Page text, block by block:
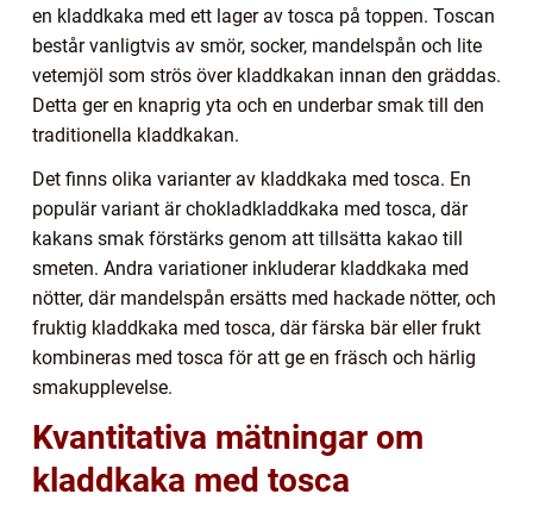
en kladdkaka med ett lager av tosca på toppen. Toscan
består vanligtvis av smör, socker, mandelspån och lite
vetemjöl som strös över kladdkakan innan den gräddas.
Detta ger en knaprig yta och en underbar smak till den
traditionella kladdkakan.
Det finns olika varianter av kladdkaka med tosca. En
populär variant är chokladkladdkaka med tosca, där
kakans smak förstärks genom att tillsätta kakao till
smeten. Andra variationer inkluderar kladdkaka med
nötter, där mandelspån ersätts med hackade nötter, och
fruktig kladdkaka med tosca, där färska bär eller frukt
kombineras med tosca för att ge en fräsch och härlig
smakupplevelse.
Kvantitativa mätningar om
kladdkaka med tosca